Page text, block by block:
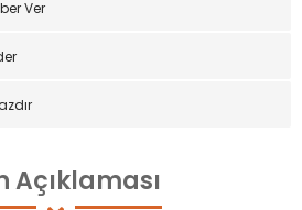
Ver
Açıklaması